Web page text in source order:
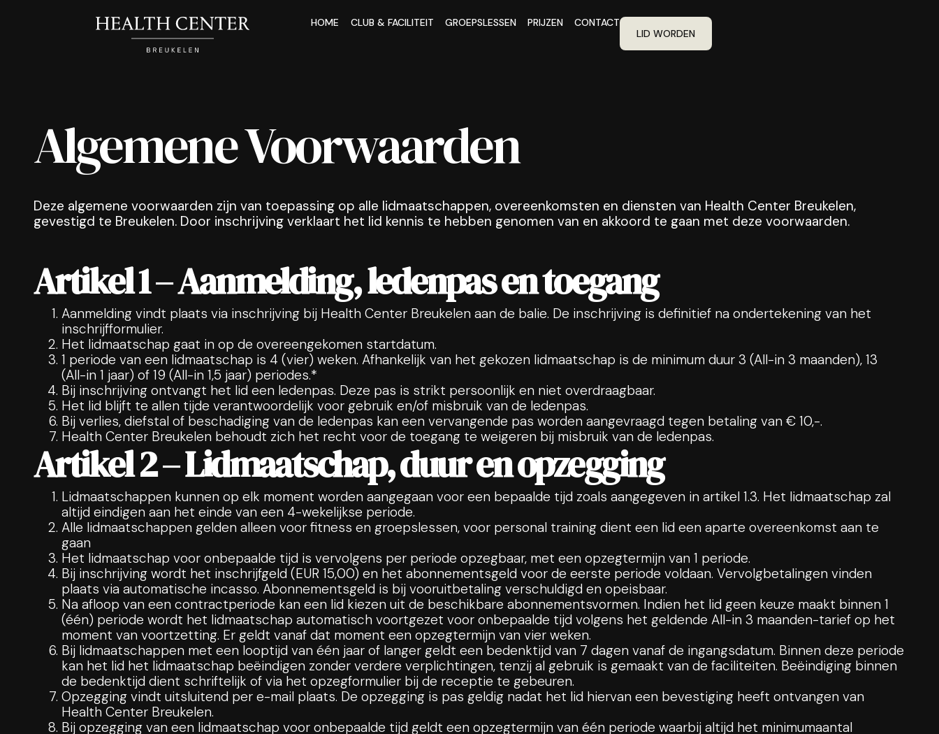
HOME CLUB & FACILITEIT GROEPSLESSEN PRIJZEN
CONTACT
LID WORDEN
Algemene Voorwaarden
Deze algemene voorwaarden zijn van toepassing op alle lidmaatschappen, overeenkomsten en diensten van Health Center Breukelen,
gevestigd te Breukelen. Door inschrijving verklaart het lid kennis te hebben genomen van en akkoord te gaan met deze voorwaarden.
Artikel 1 – Aanmelding, ledenpas en toegang
Aanmelding vindt plaats via inschrijving bij Health Center Breukelen aan de balie. De inschrijving is definitief na ondertekening van het
inschrijfformulier.
Het lidmaatschap gaat in op de overeengekomen startdatum.
1 periode van een lidmaatschap is 4 (vier) weken. Afhankelijk van het gekozen lidmaatschap is de minimum duur 3 (All-in 3 maanden), 13
(All-in 1 jaar) of 19 (All-in 1,5 jaar) periodes.*
Bij inschrijving ontvangt het lid een ledenpas. Deze pas is strikt persoonlijk en niet overdraagbaar.
Het lid blijft te allen tijde verantwoordelijk voor gebruik en/of misbruik van de ledenpas.
Bij verlies, diefstal of beschadiging van de ledenpas kan een vervangende pas worden aangevraagd tegen betaling van € 10,-.
Health Center Breukelen behoudt zich het recht voor de toegang te weigeren bij misbruik van de ledenpas.
Artikel 2 – Lidmaatschap, duur en opzegging
Lidmaatschappen kunnen op elk moment worden aangegaan voor een bepaalde tijd zoals aangegeven in artikel 1.3. Het lidmaatschap zal
altijd eindigen aan het einde van een 4-wekelijkse periode.
Alle lidmaatschappen gelden alleen voor fitness en groepslessen, voor personal training dient een lid een aparte overeenkomst aan te
gaan
Het lidmaatschap voor onbepaalde tijd is vervolgens per periode opzegbaar, met een opzegtermijn van 1 periode.
Bij inschrijving wordt het inschrijfgeld (EUR 15,00) en het abonnementsgeld voor de eerste periode voldaan. Vervolgbetalingen vinden
plaats via automatische incasso. Abonnementsgeld is bij vooruitbetaling verschuldigd en opeisbaar.
Na afloop van een contractperiode kan een lid kiezen uit de beschikbare abonnementsvormen. Indien het lid geen keuze maakt binnen 1
(één) periode wordt het lidmaatschap automatisch voortgezet voor onbepaalde tijd volgens het geldende All-in 3 maanden-tarief op het
moment van voortzetting. Er geldt vanaf dat moment een opzegtermijn van vier weken.
Bij lidmaatschappen met een looptijd van één jaar of langer geldt een bedenktijd van 7 dagen vanaf de ingangsdatum. Binnen deze periode
kan het lid het lidmaatschap beëindigen zonder verdere verplichtingen, tenzij al gebruik is gemaakt van de faciliteiten. Beëindiging binnen
de bedenktijd dient schriftelijk of via het opzegformulier bij de receptie te gebeuren.
Opzegging vindt uitsluitend per e-mail plaats. De opzegging is pas geldig nadat het lid hiervan een bevestiging heeft ontvangen van
Health Center Breukelen.
Bij opzegging van een lidmaatschap voor onbepaalde tijd geldt een opzegtermijn van één periode waarbij altijd het minimumaantal